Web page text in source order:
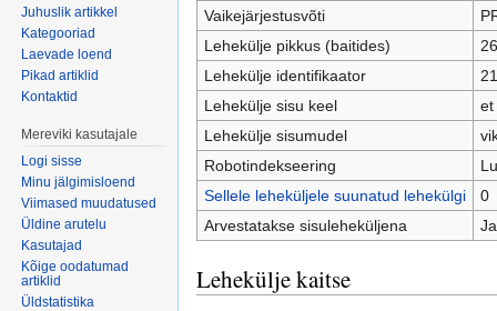
Vaikejärjestusvõti
Lehekülje pikkus (baitides)
Lehekülje identifikaator
Lehekülje sisu keel
et
Lehekülje sisumudel
Robotindekseering
Sellele leheküljele suunatud lehekülgi
0
Arvestatakse sisuleheküljena
Lehekülje kaitse
Juhuslik artikkel
Kategooriad
Laevade loend
Pikad artiklid
Kontaktid
Mereviki kasutajale
Logi sisse
Minu jälgimisloend
Viimased muudatused
Üldine arutelu
Kasutajad
Kõige oodatumad
artiklid
Üldstatistika